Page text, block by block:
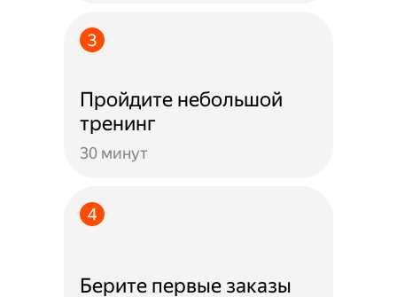
Пройдите небольшой
тренинг
30 минут
Берите первые заказы